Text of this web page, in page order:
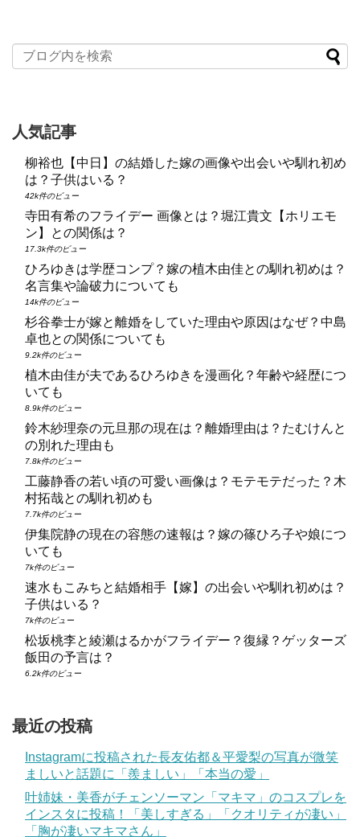
人気記事
柳裕也【中日】の結婚した嫁の画像や出会いや馴れ初め
は？子供はいる？
42k件のビュー
寺田有希のフライデー 画像とは？堀江貴文【ホリエモ
ン】との関係は？
17.3k件のビュー
ひろゆきは学歴コンプ？嫁の植木由佳との馴れ初めは？
名言集や論破力についても
14k件のビュー
杉谷拳士が嫁と離婚をしていた理由や原因はなぜ？中島
卓也との関係についても
9.2k件のビュー
植木由佳が夫であるひろゆきを漫画化？年齢や経歴につ
いても
8.9k件のビュー
鈴木紗理奈の元旦那の現在は？離婚理由は？たむけんと
の別れた理由も
7.8k件のビュー
工藤静香の若い頃の可愛い画像は？モテモテだった？木
村拓哉との馴れ初めも
7.7k件のビュー
伊集院静の現在の容態の速報は？嫁の篠ひろ子や娘につ
いても
7k件のビュー
速水もこみちと結婚相手【嫁】の出会いや馴れ初めは？
子供はいる？
7k件のビュー
松坂桃李と綾瀬はるかがフライデー？復縁？ゲッターズ
飯田の予言は？
6.2k件のビュー
最近の投稿
Instagramに投稿された長友佑都＆平愛梨の写真が微笑
ましいと話題に「羨ましい」「本当の愛」
叶姉妹・美香がチェンソーマン「マキマ」のコスプレを
インスタに投稿！「美しすぎる」「クオリティが凄い」
「胸が凄いマキマさん」